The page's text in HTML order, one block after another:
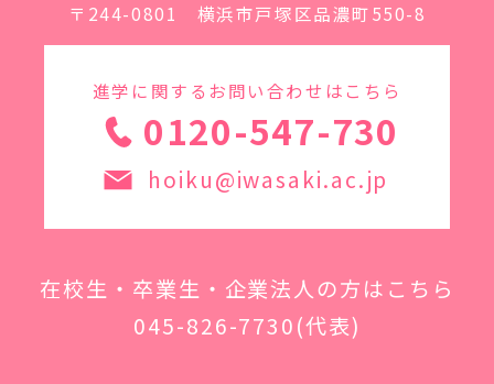
〒244-0801 横浜市戸塚区品濃町550-8
進学に関するお問い合わせはこちら
0120-547-730
hoiku@iwasaki.ac.jp
在校生・卒業生・企業法人の方はこちら
045-826-7730(代表)